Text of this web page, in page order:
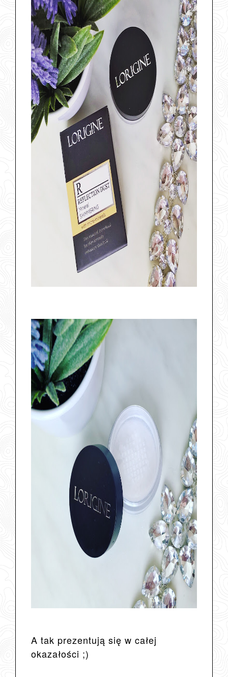
A tak prezentują się w całej
okazałości ;)